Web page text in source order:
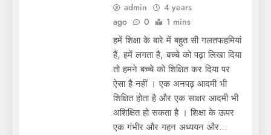
admin
4 years
ago
0 1 mins
हमें शिक्षा के बारे में बहुत सी गलतफहमियां
हैं, हमें लगता है, बच्चे को पढ़ा लिखा दिया
तो हमने बच्चे को शिक्षित कर दिया पर
ऐसा है नहीं । एक अनपढ़ आदमी भी
शिक्षित होता है और एक साक्षर आदमी भी
अशिक्षित हो सकता है । शिक्षा के ऊपर
एक गंभीर और गहन अध्ययन और…